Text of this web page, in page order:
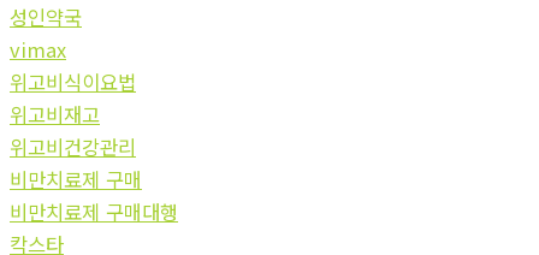
성인약국
vimax
위고비식이요법
위고비재고
위고비건강관리
비만치료제 구매
비만치료제 구매대행
칵스타